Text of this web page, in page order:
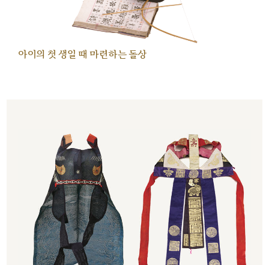
아이의 첫 생일 때 마련하는 돌상